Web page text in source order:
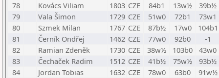
78
Kovács Viliam 1803 CZE 84b1 13w½
39b½
79
Vala Šimon 1729 CZE 51w0 72b1
73w1
80
Szmek Milan 1767 CZE 87b½ 17w0
104b1
81
Černík Ondřej 1462 CZE 77w0 92b0
-1
82
Ramian Zdeněk 1730 CZE 38w½ 103b0
43w0
83
Čechaček Radim 1512 CZE 41b½ 75w½
93b½
84
Jordan Tobias 1632 CZE 78w0 63b0
91w½